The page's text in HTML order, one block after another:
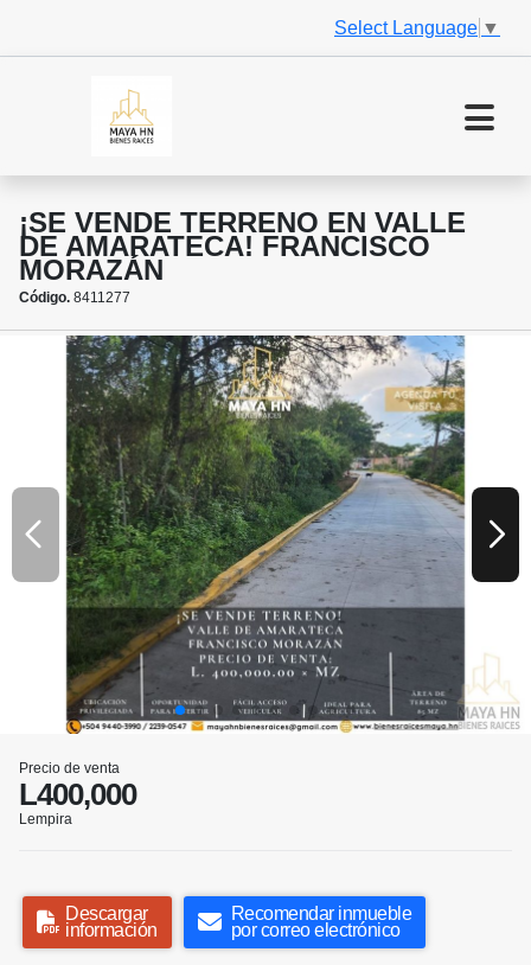
Select Language ▼
¡SE VENDE TERRENO EN VALLE
DE AMARATECA! FRANCISCO
MORAZÁN
Código. 8411277
Precio de venta
L400,000
Lempira
Descargar
información
Recomendar inmueble
por correo electrónico